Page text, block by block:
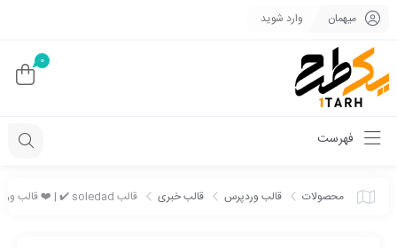
میهمان وارد شوید
0
فهرست
محصولات قالب وردپرس قالب خبری قالب soledad ✔️ | ❤️ قالب وردپرس خبری سولداد